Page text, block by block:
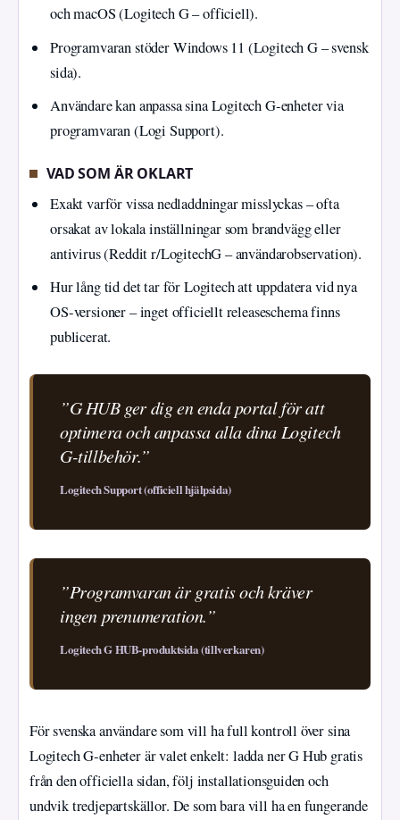
och macOS (Logitech G – officiell).
Programvaran stöder Windows 11 (Logitech G – svensk
sida).
Användare kan anpassa sina Logitech G‑enheter via
programvaran (Logi Support).
VAD SOM ÄR OKLART
Exakt varför vissa nedladdningar misslyckas – ofta
orsakat av lokala inställningar som brandvägg eller
antivirus (Reddit r/LogitechG – användarobservation).
Hur lång tid det tar för Logitech att uppdatera vid nya
OS‑versioner – inget officiellt releaseschema finns
publicerat.
”G HUB ger dig en enda portal för att
optimera och anpassa alla dina Logitech
G-tillbehör.”
Logitech Support (officiell hjälpsida)
”Programvaran är gratis och kräver
ingen prenumeration.”
Logitech G HUB-produktsida (tillverkaren)
För svenska användare som vill ha full kontroll över sina
Logitech G‑enheter är valet enkelt: ladda ner G Hub gratis
från den officiella sidan, följ installationsguiden och
undvik tredjepartskällor. De som bara vill ha en fungerande